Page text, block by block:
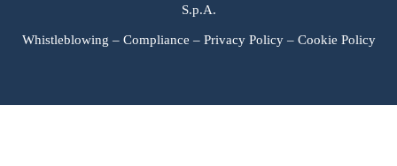
S.p.A.
Whistleblowing – Compliance – Privacy Policy– Cookie Policy